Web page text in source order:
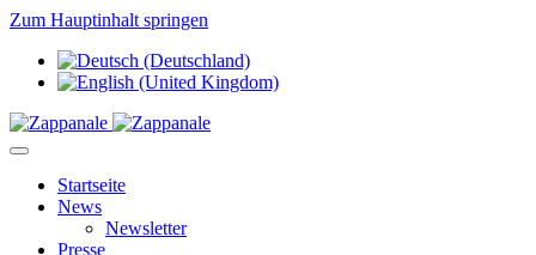
Zum Hauptinhalt springen
Startseite
News
Newsletter
Presse